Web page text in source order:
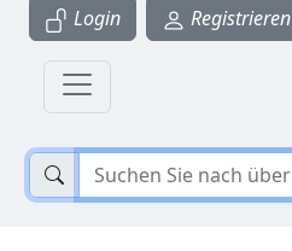
Login Registrieren